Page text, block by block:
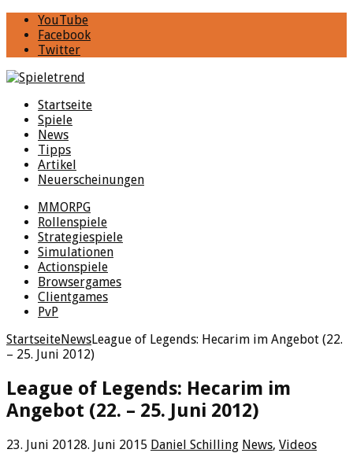
YouTube
Facebook
Twitter
Startseite
Spiele
News
Tipps
Artikel
Neuerscheinungen
MMORPG
Rollenspiele
Strategiespiele
Simulationen
Actionspiele
Browsergames
Clientgames
PvP
StartseiteNewsLeague of Legends: Hecarim im Angebot (22.
– 25. Juni 2012)
League of Legends: Hecarim im
Angebot (22. – 25. Juni 2012)
23. Juni 20128. Juni 2015 Daniel Schilling News, Videos